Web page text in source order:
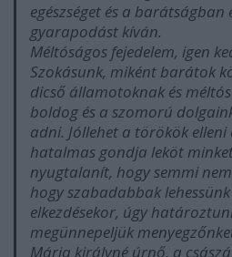
egészséget és a barátságban
gyarapodást kíván.
Méltóságos fejedelem, igen
Szokásunk, miként barátok
dicső államotoknak és
boldog és a szomorú
adni. Jóllehet a törökök
hatalmas gondja leköt
nyugtalanít, hogy semmi
hogy szabadabbak
elkezdésekor, úgy
megünnepeljük
Mária királyné úrnő, a